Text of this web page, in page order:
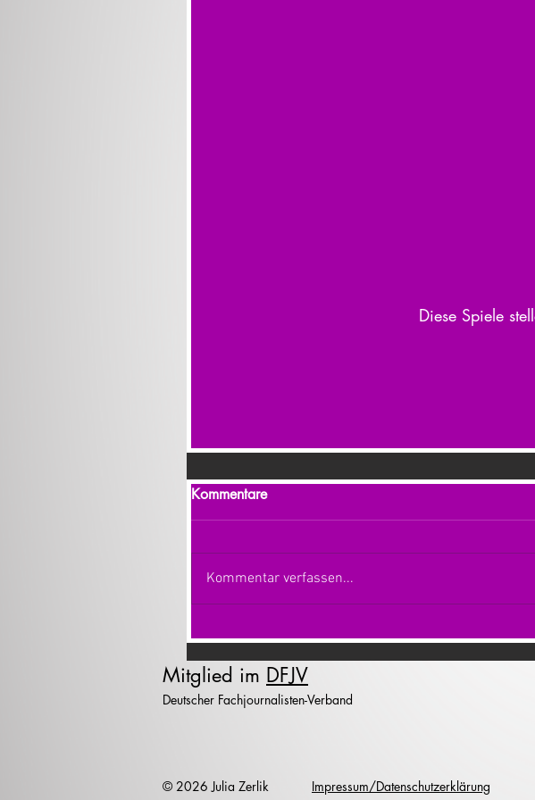
Diese Spiele
Kommentare
Kommentar verfassen...
Mitglied im DFJV
Deutscher Fachjournalisten-Verband
© 2026 Julia Zerlik Impressum/Datenschutzerklärung